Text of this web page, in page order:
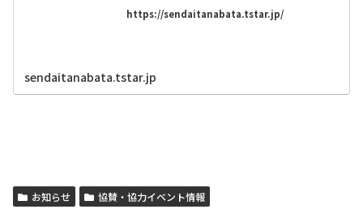
https://sendaitanabata.tstar.jp/
sendaitanabata.tstar.jp
お知らせ 協賛・協力イベント情報